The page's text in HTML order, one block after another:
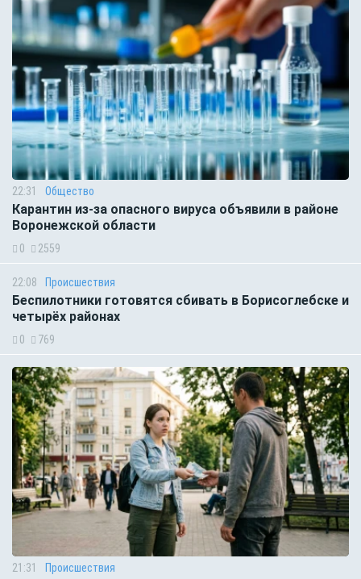
22:31 Общество
Карантин из-за опасного вируса объявили в районе
Воронежской области
0 2559
22:08 Происшествия
Беспилотники готовятся сбивать в Борисоглебске и
четырёх районах
0 769
21:31 Происшествия